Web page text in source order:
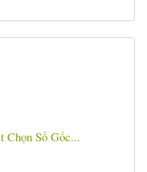
Chọn Số Gốc...